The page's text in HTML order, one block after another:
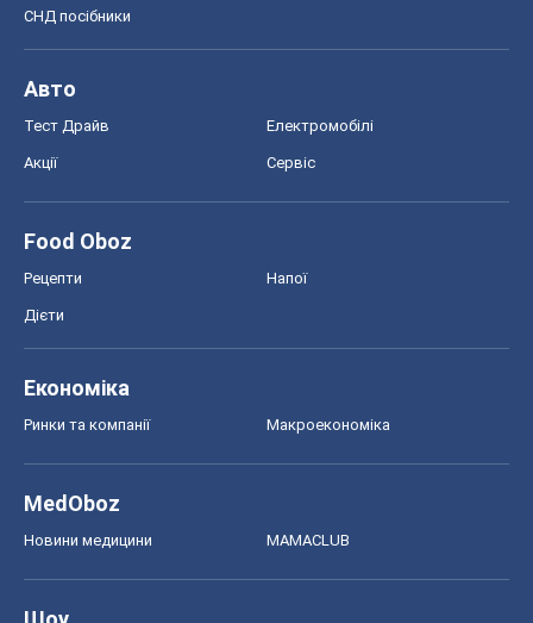
СНД посібники
Авто
Тест Драйв Електромобілі
Акції Сервіс
Food Oboz
Рецепти Напої
Дієти
Економіка
Ринки та компанії Макроекономіка
MedOboz
Новини медицини MAMACLUB